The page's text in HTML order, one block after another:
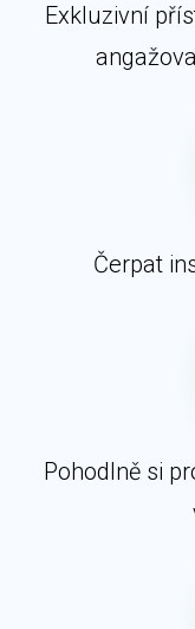
Exkluzivní
Čerpat
Pohodlně si